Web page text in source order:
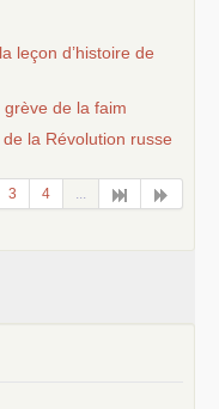
leçon d’histoire de
de la faim
la Révolution russe
3 4